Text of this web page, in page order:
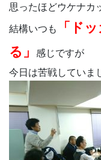
思ったほどウケナカ
結構いつも
「ド
る」 感じですが
今日は苦戦していま